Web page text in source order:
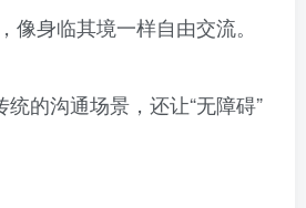
像身临其境一样自由交流。
的沟通场景，还让“无障碍”